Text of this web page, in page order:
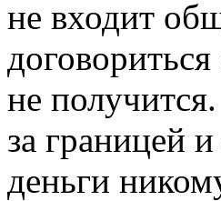
не входит
не
за границей
деньги